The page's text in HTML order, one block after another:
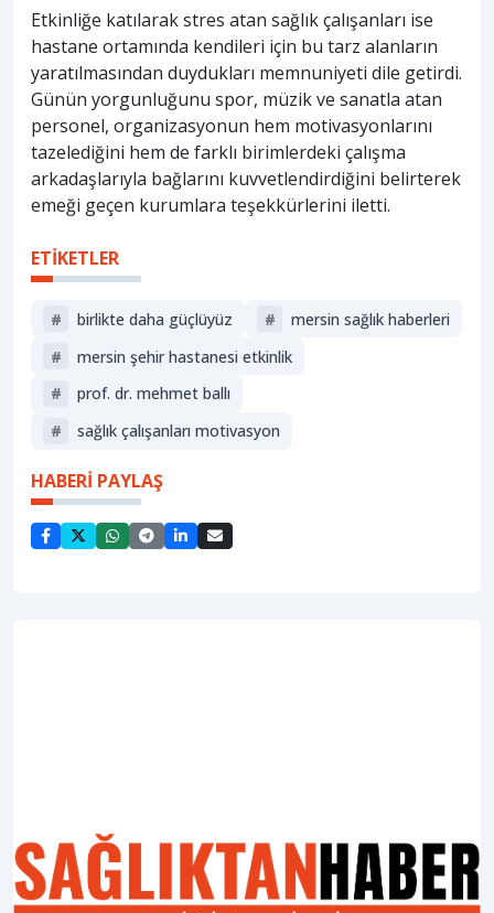
Etkinliğe katılarak stres atan sağlık çalışanları ise
hastane ortamında kendileri için bu tarz alanların
yaratılmasından duydukları memnuniyeti dile getirdi.
Günün yorgunluğunu spor, müzik ve sanatla atan
personel, organizasyonun hem motivasyonlarını
tazelediğini hem de farklı birimlerdeki çalışma
arkadaşlarıyla bağlarını kuvvetlendirdiğini belirterek
emeği geçen kurumlara teşekkürlerini iletti.
ETİKETLER
# birlikte daha güçlüyüz #
mersin sağlık haberleri
#
mersin şehir hastanesi etkinlik
#
prof. dr. mehmet ballı
#
sağlık çalışanları motivasyon
HABERİ PAYLAŞ